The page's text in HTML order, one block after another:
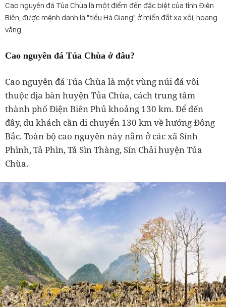
Cao nguyên đá Tủa Chùa là một điểm đến đặc biệt của tỉnh Điện
Biên, được mệnh danh là "tiểu Hà Giang" ở miền đất xa xôi, hoang
vắng.
Cao nguyên đá Tủa Chùa ở đâu?
Cao nguyên đá Tủa Chùa là một vùng núi đá vôi
thuộc địa bàn huyện Tủa Chùa, cách trung tâm
thành phố Điện Biên Phủ khoảng 130 km. Để đến
đây, du khách cần di chuyển 130 km về hướng Đông
Bắc. Toàn bộ cao nguyên này nằm ở các xã Sính
Phình, Tả Phìn, Tả Sìn Thàng, Sín Chải huyện Tủa
Chùa.